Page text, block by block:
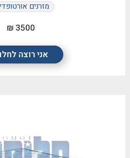
אני רוצה
מזרנים
3500 ₪